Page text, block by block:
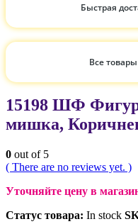
Быстрая
Все
15198 ШФ
мишка,
0 out of 5
( There are no reviews yet. )
Уточняйте цену в
Статус товара: In stock